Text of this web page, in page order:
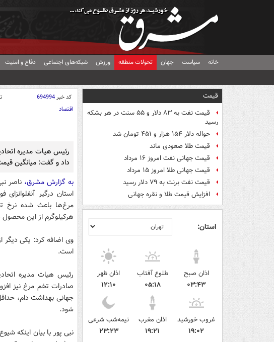
خانه سیاست جهان تحولات منطقه ورزش شبکه‌های اجتماعی دفاع و امنیت
قیمت
قیمت نفت به ۸۳ دلار و ۵۵ سنت در هر بشکه
رسید
حواله دلار ۱۵۴ هزار و ۴۵۱ تومان شد
قیمت طلا صعودی ماند
قیمت جهانی نفت امروز ۱۶ مرداد
قیمت جهانی طلا امروز ۱۵ مرداد
قیمت نفت برنت به ۷۹ دلار رسید
افزایش قیمت طلا و نقره جهانی
استان:
اذان صبح
۰۳:۴۳
طلوع آفتاب
۰۵:۱۸
اذان ظهر
۱۲:۱۰
غروب خورشید
۱۹:۰۲
اذان مغرب
۱۹:۲۱
نیمه‌شب شرعی
۲۳:۲۳
کد خبر694994
اقتصاد
داد و گفت: میانگین قیمت تخم مرغ
به گزارش مشرق،
استان درگیر
مرغ‌ها باعث شده نرخ
هرکیلوگرم از این محصول در
وی اضافه کرد: یکی دیگر
است.
رئیس هیات مدیره
صادرات تخم مرغ نیز
شود.
نبی پور با بیان اینکه